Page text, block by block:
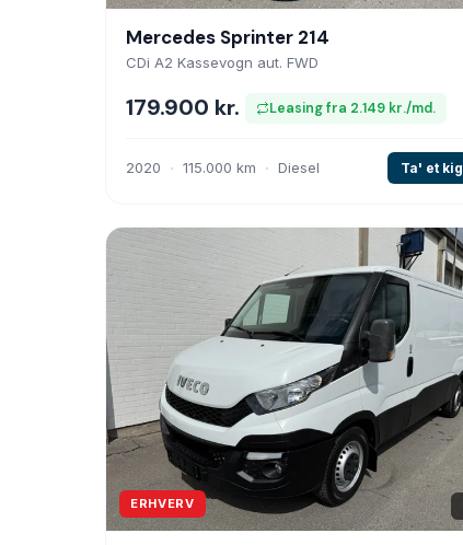
Mercedes Sprinter 214
CDi A2 Kassevogn aut. FWD
179.900 kr. Leasing fra 2.149 kr./md.
2020 115.000 km Diesel Ta' et kig
ERHVERV